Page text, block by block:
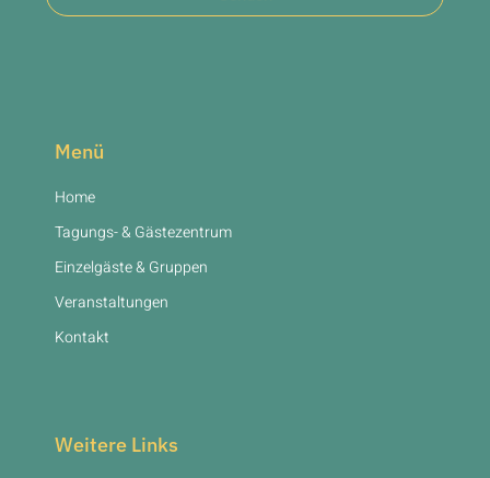
Menü
Home
Tagungs- & Gästezentrum
Einzelgäste & Gruppen
Veranstaltungen
Kontakt
Weitere Links